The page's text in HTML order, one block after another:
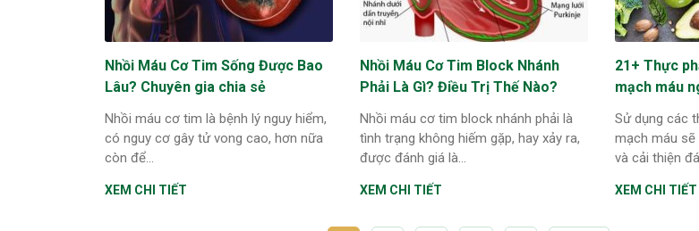
Nhồi Máu Cơ Tim Sống Được Bao
Lâu? Chuyên gia chia sẻ
Nhồi máu cơ tim là bệnh lý nguy hiểm,
có nguy cơ gây tử vong cao, hơn nữa
còn để...
XEM CHI TIẾT
Nhồi Máu Cơ Tim Block Nhánh
Phải Là Gì? Điều Trị Thế Nào?
Nhồi máu cơ tim block nhánh phải là
tình trạng không hiếm gặp, hay xảy ra,
được đánh giá là...
XEM CHI TIẾT
21+ Thực
mạch máu
Sử dụng các
mạch máu sẽ
và cải thiện
XEM CHI TIẾT